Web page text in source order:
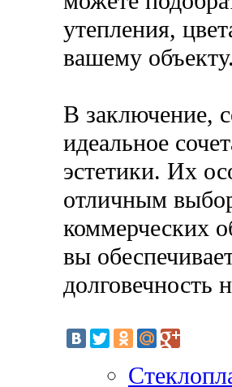
утепления,
вашему
В заключение,
идеальное
эстетики. Их
отличным
коммерческих
вы
долговечность